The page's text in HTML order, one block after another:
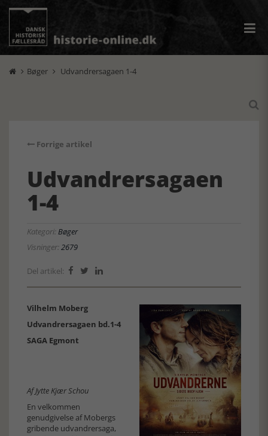
 Bøger  Udvandrersagaen 1-4

Forrige artikel
Udvandrersagaen
1-4
Kategori:Bøger
Visninger:2679
Del artikel:   
Vilhelm Moberg
Udvandrersagaen bd.1-4
SAGA Egmont
Af Jytte Kjær Schou
En velkommen
genudgivelse af Mobergs
gribende udvandrersaga,